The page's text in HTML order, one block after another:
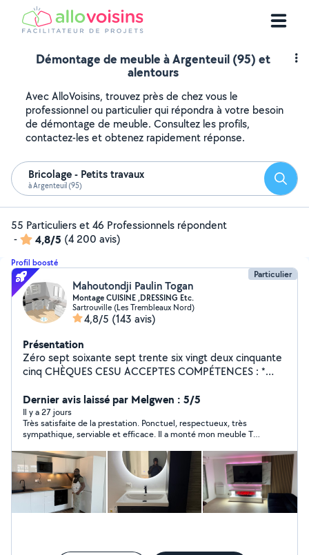
Démontage de meuble à Argenteuil (95) et
alentours
Avec AlloVoisins, trouvez près de chez vous le
professionnel ou particulier qui répondra à votre besoin
de démontage de meuble. Consultez les profils,
contactez-les et obtenez rapidement réponse.
Bricolage - Petits travaux
à Argenteuil (95)
55 Particuliers et 46 Professionnels répondent
-
4,8/5 (4 200 avis)
Profil boosté
Particulier
Mahoutondji Paulin Togan
Montage CUISINE ,DRESSING Etc.
Sartrouville (Les Trembleaux Nord)
4,8/5 (143 avis)
Présentation
Zéro sept soixante sept trente six vingt deux cinquante
cinq CHÈQUES CESU ACCEPTES COMPÉTENCES : *
,CONFORAMA, BRICO DÉPÔT, EASY CUISINE Etc *
MONTAGE et FIXATION des meubles de toutes
marques ( ikea, Castorama, Leroy Merlin , maison du
monde et autres) Je dispose de tous les matériels
indispensables ( du marteau à la scie plongeante) pour
tout type de montage. Merci.
Dernier avis laissé par Melgwen : 5/5
Il y a 27 jours
Très satisfaite de la prestation. Ponctuel, respectueux, très
sympathique, serviable et efficace. Il a monté mon meuble TV
suspension avec beaucoup de soin. Travail propre et sérieux, je
recommande sans hésiter. Merci encore !